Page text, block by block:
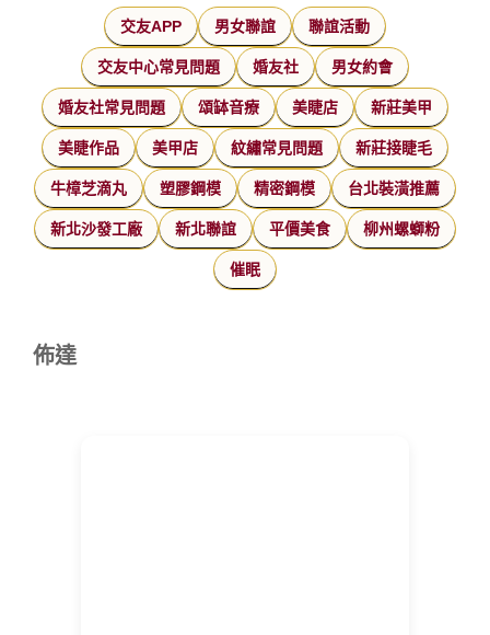
交友APP 男女聯誼 聯誼活動
交友中心常見問題 婚友社 男女約會
婚友社常見問題 頌缽音療 美睫店 新莊美甲
美睫作品 美甲店 紋繡常見問題 新莊接睫毛
牛樟芝滴丸 塑膠鋼模 精密鋼模 台北裝潢推薦
新北沙發工廠 新北聯誼 平價美食 柳州螺螄粉
催眠
佈達